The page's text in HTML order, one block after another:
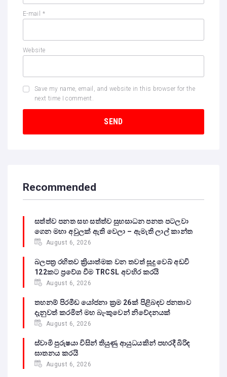
E-mail *
Website
Save my name, email, and website in this browser for the
next time I comment.
Recommended
සත්ත්ව පනත සහ සත්ත්ව සුභසාධන පනත පටලවා
ගෙන මහා අවුලක් ඇති වෙලා – ඇමැති ලාල් කාන්ත
August 6, 2026
බලපත්‍ර රහිතව ක්‍රියාත්මක වන තවත් සූදු වෙබ් අඩවි
122කට ප්‍රවේශ වීම TRCSL අවහිර කරයි
August 6, 2026
තහනම් පිරමීඩ යෝජනා ක්‍රම 26ක් පිළිබඳව ජනතාව
දැනුවත් කරමින් මහ බැංකුවෙන් නිවේදනයක්
August 6, 2026
ස්වාමි පුරුෂයා විසින් තියුණු ආයුධයකින් පහරදී බිරිඳ
ඝාතනය කරයි
August 6, 2026